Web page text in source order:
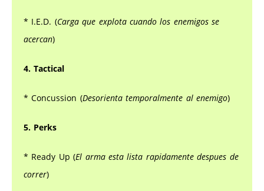
* I.E.D. (Carga que explota cuando los enemigos se
acercan)
4. Tactical
* Concussion (Desorienta temporalmente al enemigo)
5. Perks
* Ready Up (El arma esta lista rapidamente despues de
correr)